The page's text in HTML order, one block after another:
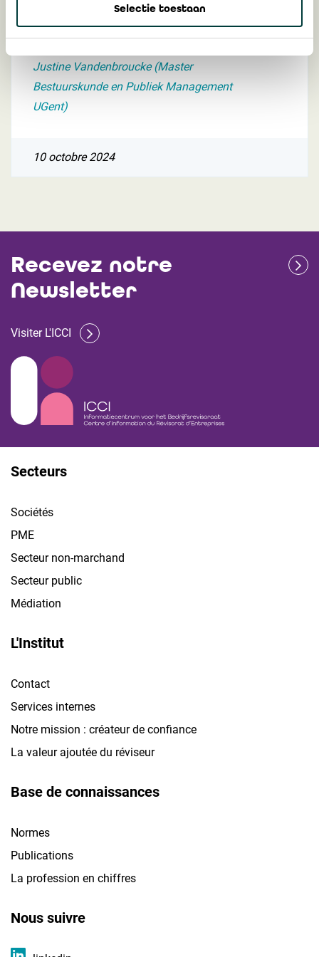
Selectie toestaan
Justine Vandenbroucke (Master
Bestuurskunde en Publiek Management
UGent)
10 octobre 2024
Recevez notre
Newsletter
Visiter L'ICCI
Secteurs
Sociétés
PME
Secteur non-marchand
Secteur public
Médiation
L'Institut
Contact
Services internes
Notre mission : créateur de confiance
La valeur ajoutée du réviseur
Base de connaissances
Normes
Publications
La profession en chiffres
Nous suivre